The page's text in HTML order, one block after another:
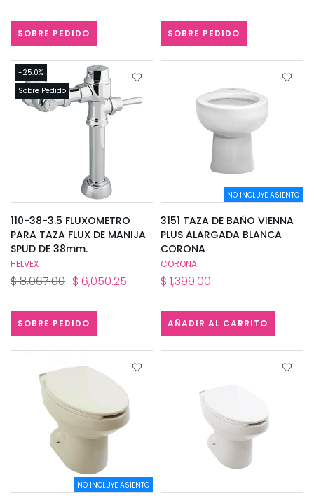
SOBRE PEDIDO SOBRE PEDIDO
-25.0%
Sobre Pedido
110-38-3.5 FLUXOMETRO
PARA TAZA FLUX DE MANIJA
SPUD DE 38mm.
HELVEX
$ 8,067.00 $ 6,050.25
SOBRE PEDIDO
NO INCLUYE ASIENTO
3151 TAZA DE BAÑO VIENNA
PLUS ALARGADA BLANCA
CORONA
CORONA
$ 1,399.00
AÑADIR AL CARRITO
NO INCLUYE ASIENTO